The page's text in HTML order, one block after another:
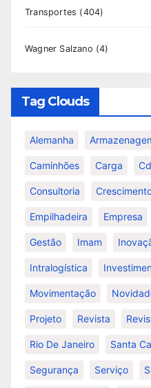
Transportes (404)
Wagner Salzano (4)
Tag Clouds
Alemanha
Caminhões Carga Cd
Consultoria
Empilhadeira Empresa
Gestão Imam
Intralogística
Movimentação
Projeto Revista
Rio De Janeiro Santa
Segurança Serviço